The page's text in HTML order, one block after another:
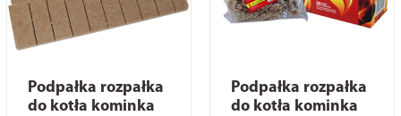
Podpałka rozpałka
do kotła kominka
Podpałka rozpałka
do kotła kominka